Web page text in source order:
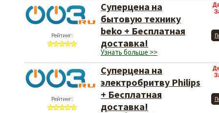
Рейтинг:
Суперцена на
бытовую технику
beko + Бесплатная
доставка!
Узнать больше >>
Рейтинг:
Суперцена на
электробритву Philips
+ Бесплатная
доставка!